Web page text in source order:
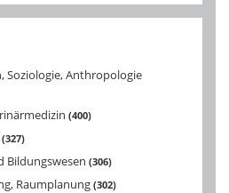
Soziologie, Anthropologie
400
327
Bildungswesen 306
Raumplanung 302